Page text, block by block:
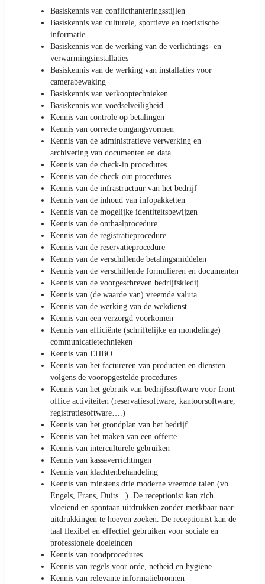
Basiskennis van conflicthanteringsstijlen
Basiskennis van culturele, sportieve en toeristische
informatie
Basiskennis van de werking van de verlichtings- en
verwarmingsinstallaties
Basiskennis van de werking van installaties voor
camerabewaking
Basiskennis van verkooptechnieken
Basiskennis van voedselveiligheid
Kennis van controle op betalingen
Kennis van correcte omgangsvormen
Kennis van de administratieve verwerking en
archivering van documenten en data
Kennis van de check-in procedures
Kennis van de check-out procedures
Kennis van de infrastructuur van het bedrijf
Kennis van de inhoud van infopakketten
Kennis van de mogelijke identiteitsbewijzen
Kennis van de onthaalprocedure
Kennis van de registratieprocedure
Kennis van de reservatieprocedure
Kennis van de verschillende betalingsmiddelen
Kennis van de verschillende formulieren en documenten
Kennis van de voorgeschreven bedrijfskledij
Kennis van (de waarde van) vreemde valuta
Kennis van de werking van de wekdienst
Kennis van een verzorgd voorkomen
Kennis van efficiënte (schriftelijke en mondelinge)
communicatietechnieken
Kennis van EHBO
Kennis van het factureren van producten en diensten
volgens de vooropgestelde procedures
Kennis van het gebruik van bedrijfssoftware voor front
office activiteiten (reservatiesoftware, kantoorsoftware,
registratiesoftware….)
Kennis van het grondplan van het bedrijf
Kennis van het maken van een offerte
Kennis van interculturele gebruiken
Kennis van kassaverrichtingen
Kennis van klachtenbehandeling
Kennis van minstens drie moderne vreemde talen (vb.
Engels, Frans, Duits...). De receptionist kan zich
vloeiend en spontaan uitdrukken zonder merkbaar naar
uitdrukkingen te hoeven zoeken. De receptionist kan de
taal flexibel en effectief gebruiken voor sociale en
professionele doeleinden
Kennis van noodprocedures
Kennis van regels voor orde, netheid en hygiëne
Kennis van relevante informatiebronnen